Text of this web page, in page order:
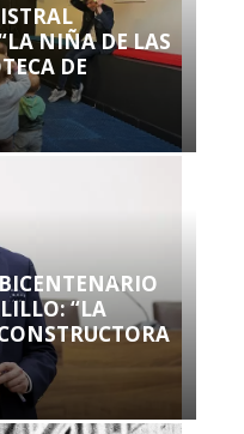
NIÑA DE LAS
DE
“LA